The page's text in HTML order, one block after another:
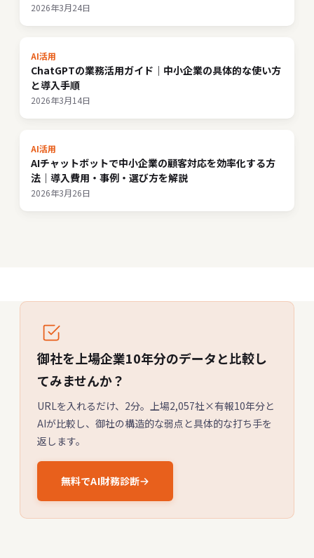
2026年3月24日
AI活用
ChatGPTの業務活用ガイド｜中小企業の具体的な使い方
と導入手順
2026年3月14日
AI活用
AIチャットボットで中小企業の顧客対応を効率化する方
法｜導入費用・事例・選び方を解説
2026年3月26日
御社を上場企業10年分のデータと比較し
てみませんか？
URLを入れるだけ、2分。上場2,057社×有報10年分と
AIが比較し、御社の構造的な弱点と具体的な打ち手を
返します。
無料でAI財務診断